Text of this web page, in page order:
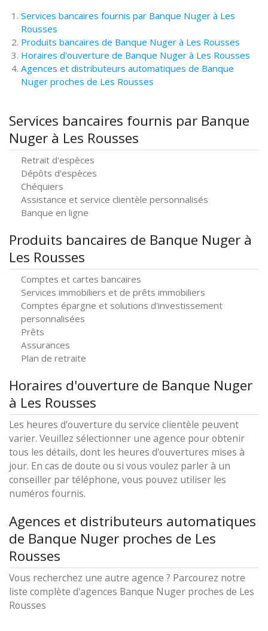
Services bancaires fournis par Banque Nuger à Les
Rousses
Produits bancaires de Banque Nuger à Les Rousses
Horaires d'ouverture de Banque Nuger à Les Rousses
Agences et distributeurs automatiques de Banque
Nuger proches de Les Rousses
Services bancaires fournis par Banque
Nuger à Les Rousses
Retrait d'espèces
Dépôts d'espèces
Chéquiers
Assistance et service clientèle personnalisés
Banque en ligne
Produits bancaires de Banque Nuger à
Les Rousses
Comptes et cartes bancaires
Services immobiliers et de prêts immobiliers
Comptes épargne et solutions d'investissement
personnalisées
Prêts
Assurances
Plan de retraite
Horaires d'ouverture de Banque Nuger
à Les Rousses
Les heures d'ouverture du service clientèle peuvent
varier. Veuillez sélectionner une agence pour obtenir
tous les détails, dont les heures d'ouvertures mises à
jour. En cas de doute ou si vous voulez parler à un
conseiller par téléphone, vous pouvez utiliser les
numéros fournis.
Agences et distributeurs automatiques
de Banque Nuger proches de Les
Rousses
Vous recherchez une autre agence ? Parcourez notre
liste complète d'agences Banque Nuger proches de Les
Rousses